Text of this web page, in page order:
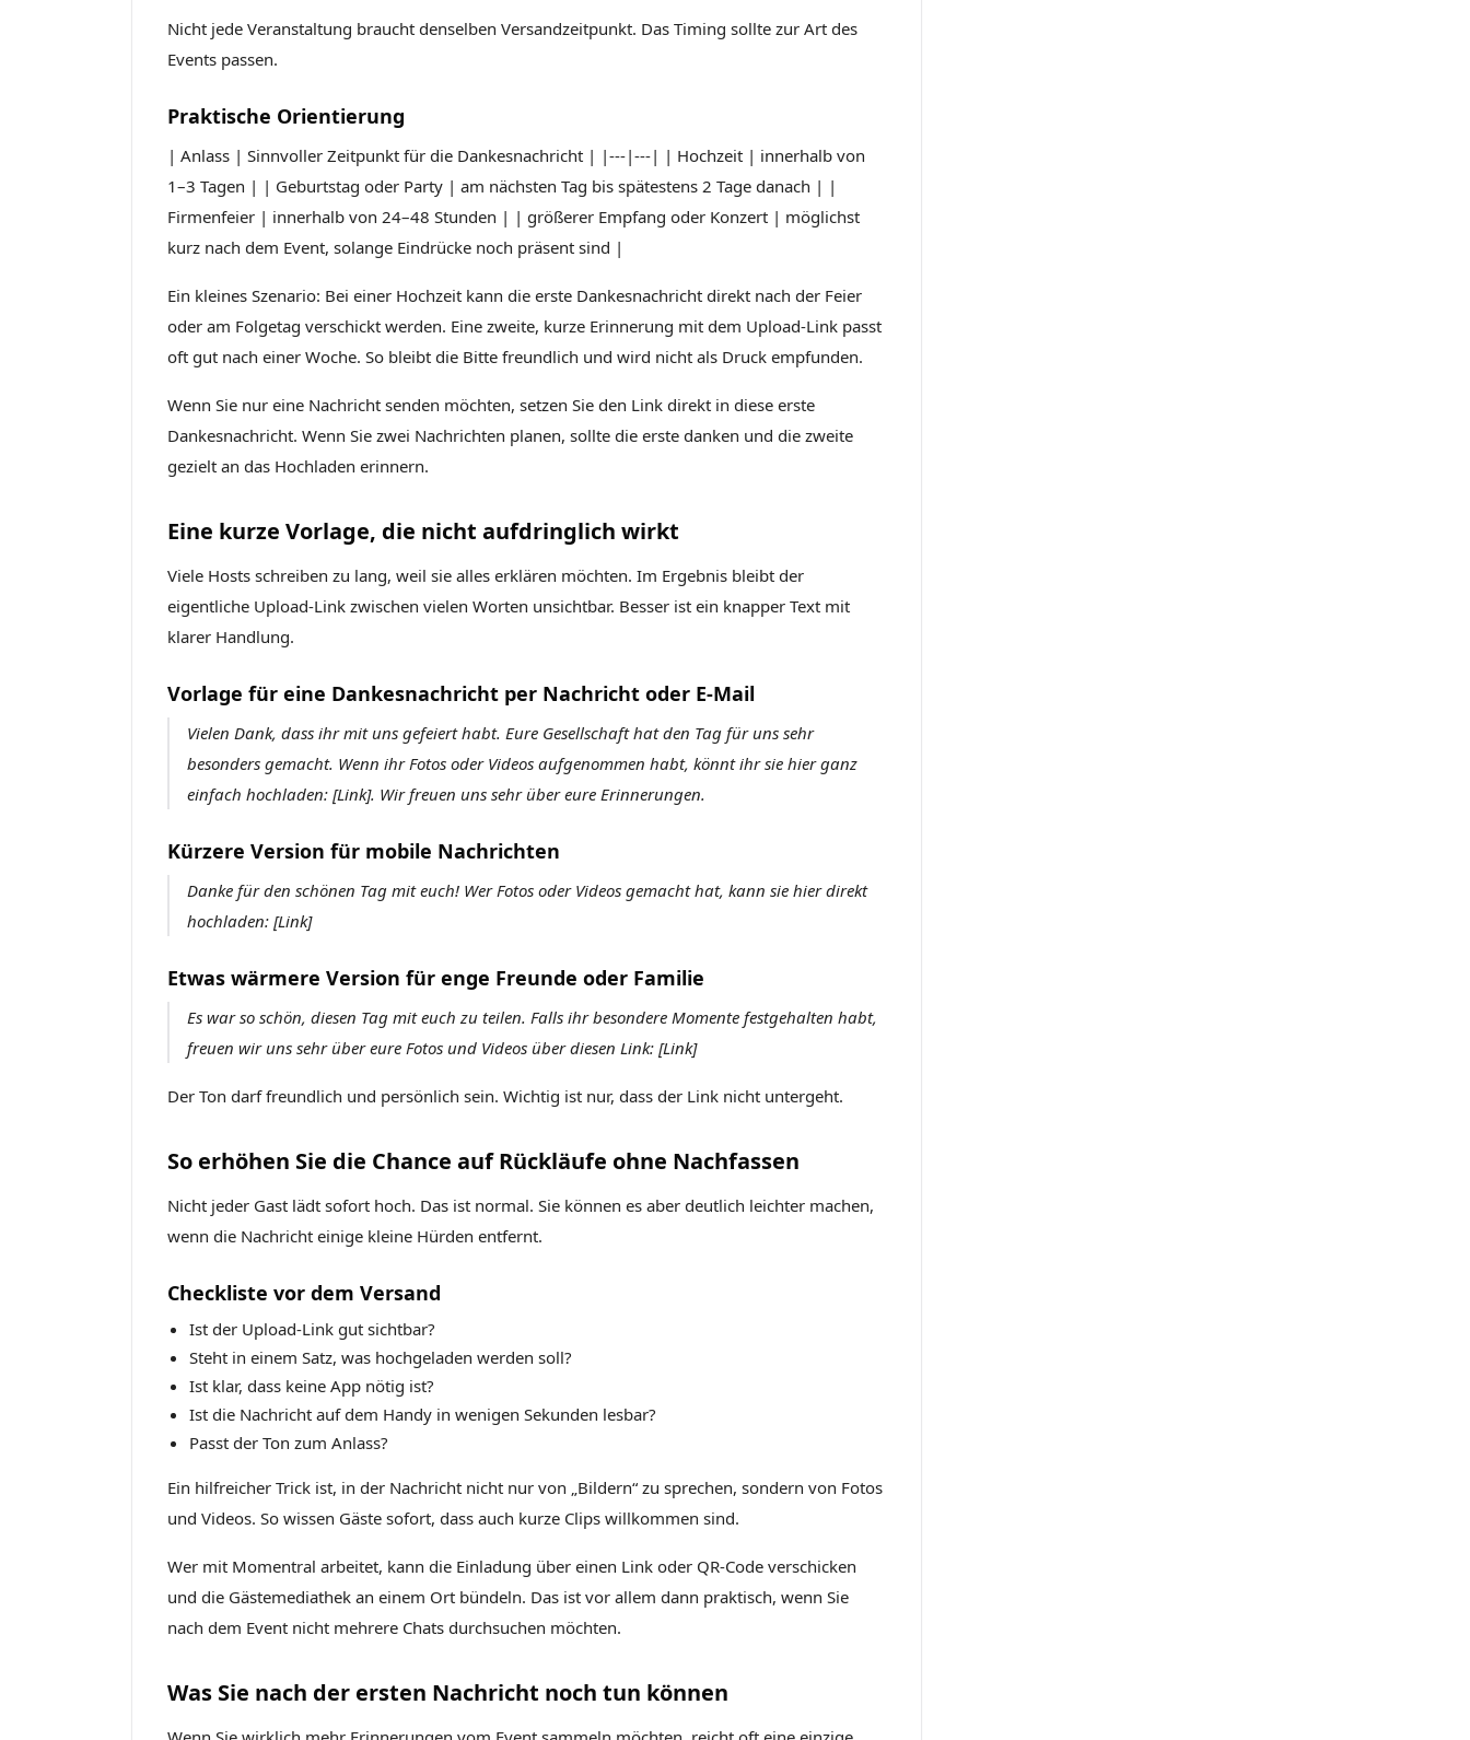
Nicht jede Veranstaltung braucht denselben Versandzeitpunkt. Das Timing sollte zur Art des
Events passen.
Praktische Orientierung
| Anlass | Sinnvoller Zeitpunkt für die Dankesnachricht | |---|---| | Hochzeit | innerhalb von
1–3 Tagen | | Geburtstag oder Party | am nächsten Tag bis spätestens 2 Tage danach | |
Firmenfeier | innerhalb von 24–48 Stunden | | größerer Empfang oder Konzert | möglichst
kurz nach dem Event, solange Eindrücke noch präsent sind |
Ein kleines Szenario: Bei einer Hochzeit kann die erste Dankesnachricht direkt nach der Feier
oder am Folgetag verschickt werden. Eine zweite, kurze Erinnerung mit dem Upload-Link passt
oft gut nach einer Woche. So bleibt die Bitte freundlich und wird nicht als Druck empfunden.
Wenn Sie nur eine Nachricht senden möchten, setzen Sie den Link direkt in diese erste
Dankesnachricht. Wenn Sie zwei Nachrichten planen, sollte die erste danken und die zweite
gezielt an das Hochladen erinnern.
Eine kurze Vorlage, die nicht aufdringlich wirkt
Viele Hosts schreiben zu lang, weil sie alles erklären möchten. Im Ergebnis bleibt der
eigentliche Upload-Link zwischen vielen Worten unsichtbar. Besser ist ein knapper Text mit
klarer Handlung.
Vorlage für eine Dankesnachricht per Nachricht oder E-Mail
Vielen Dank, dass ihr mit uns gefeiert habt. Eure Gesellschaft hat den Tag für uns sehr
besonders gemacht. Wenn ihr Fotos oder Videos aufgenommen habt, könnt ihr sie hier ganz
einfach hochladen: [Link]. Wir freuen uns sehr über eure Erinnerungen.
Kürzere Version für mobile Nachrichten
Danke für den schönen Tag mit euch! Wer Fotos oder Videos gemacht hat, kann sie hier direkt
hochladen: [Link]
Etwas wärmere Version für enge Freunde oder Familie
Es war so schön, diesen Tag mit euch zu teilen. Falls ihr besondere Momente festgehalten habt,
freuen wir uns sehr über eure Fotos und Videos über diesen Link: [Link]
Der Ton darf freundlich und persönlich sein. Wichtig ist nur, dass der Link nicht untergeht.
So erhöhen Sie die Chance auf Rückläufe ohne Nachfassen
Nicht jeder Gast lädt sofort hoch. Das ist normal. Sie können es aber deutlich leichter machen,
wenn die Nachricht einige kleine Hürden entfernt.
Checkliste vor dem Versand
Ist der Upload-Link gut sichtbar?
Steht in einem Satz, was hochgeladen werden soll?
Ist klar, dass keine App nötig ist?
Ist die Nachricht auf dem Handy in wenigen Sekunden lesbar?
Passt der Ton zum Anlass?
Ein hilfreicher Trick ist, in der Nachricht nicht nur von „Bildern“ zu sprechen, sondern von Fotos
und Videos. So wissen Gäste sofort, dass auch kurze Clips willkommen sind.
Wer mit Momentral arbeitet, kann die Einladung über einen Link oder QR-Code verschicken
und die Gästemediathek an einem Ort bündeln. Das ist vor allem dann praktisch, wenn Sie
nach dem Event nicht mehrere Chats durchsuchen möchten.
Was Sie nach der ersten Nachricht noch tun können